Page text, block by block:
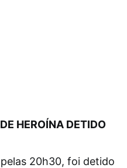
HEROÍNA DETIDO
20h30, foi detido